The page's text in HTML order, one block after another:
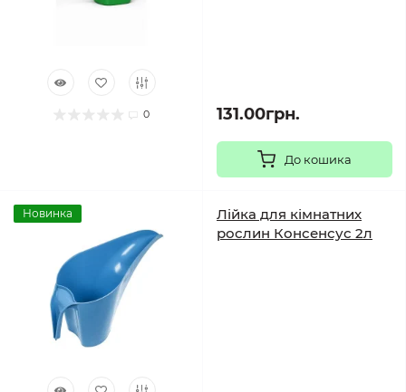
0 131.00грн.
До кошика
Новинка
Лійка для кімнатних
рослин Консенсус 2л